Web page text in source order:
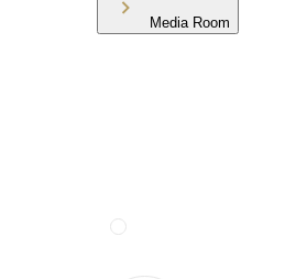
Media Room